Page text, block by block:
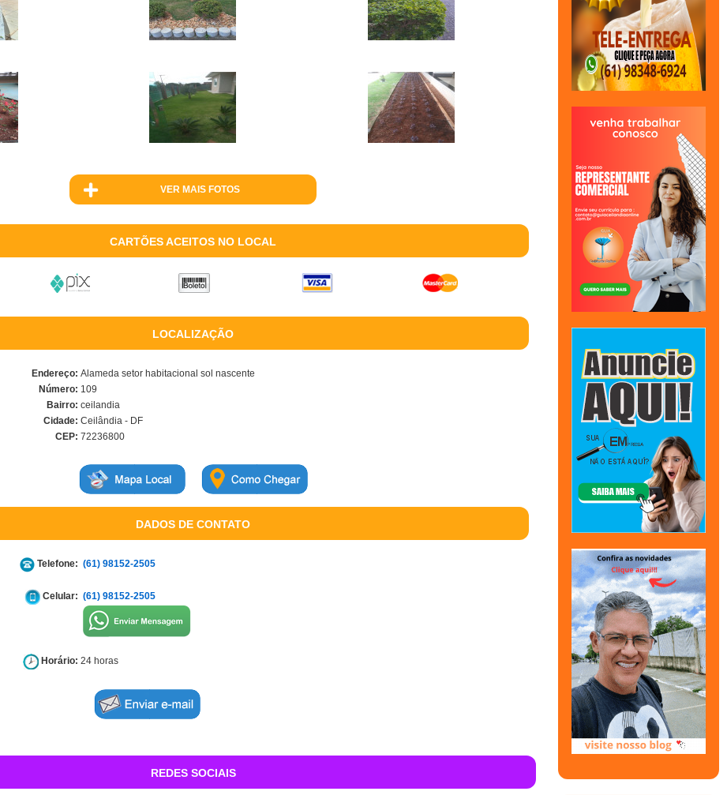
VER MAIS FOTOS
CARTÕES ACEITOS NO LOCAL
LOCALIZAÇÃO
Endereço: Alameda setor habitacional sol nascente
Número: 109
Bairro: ceilandia
Cidade: Ceilândia - DF
CEP: 72236800
DADOS DE CONTATO
Telefone: (61) 98152-2505
Celular: (61) 98152-2505
Horário: 24 horas
REDES SOCIAIS